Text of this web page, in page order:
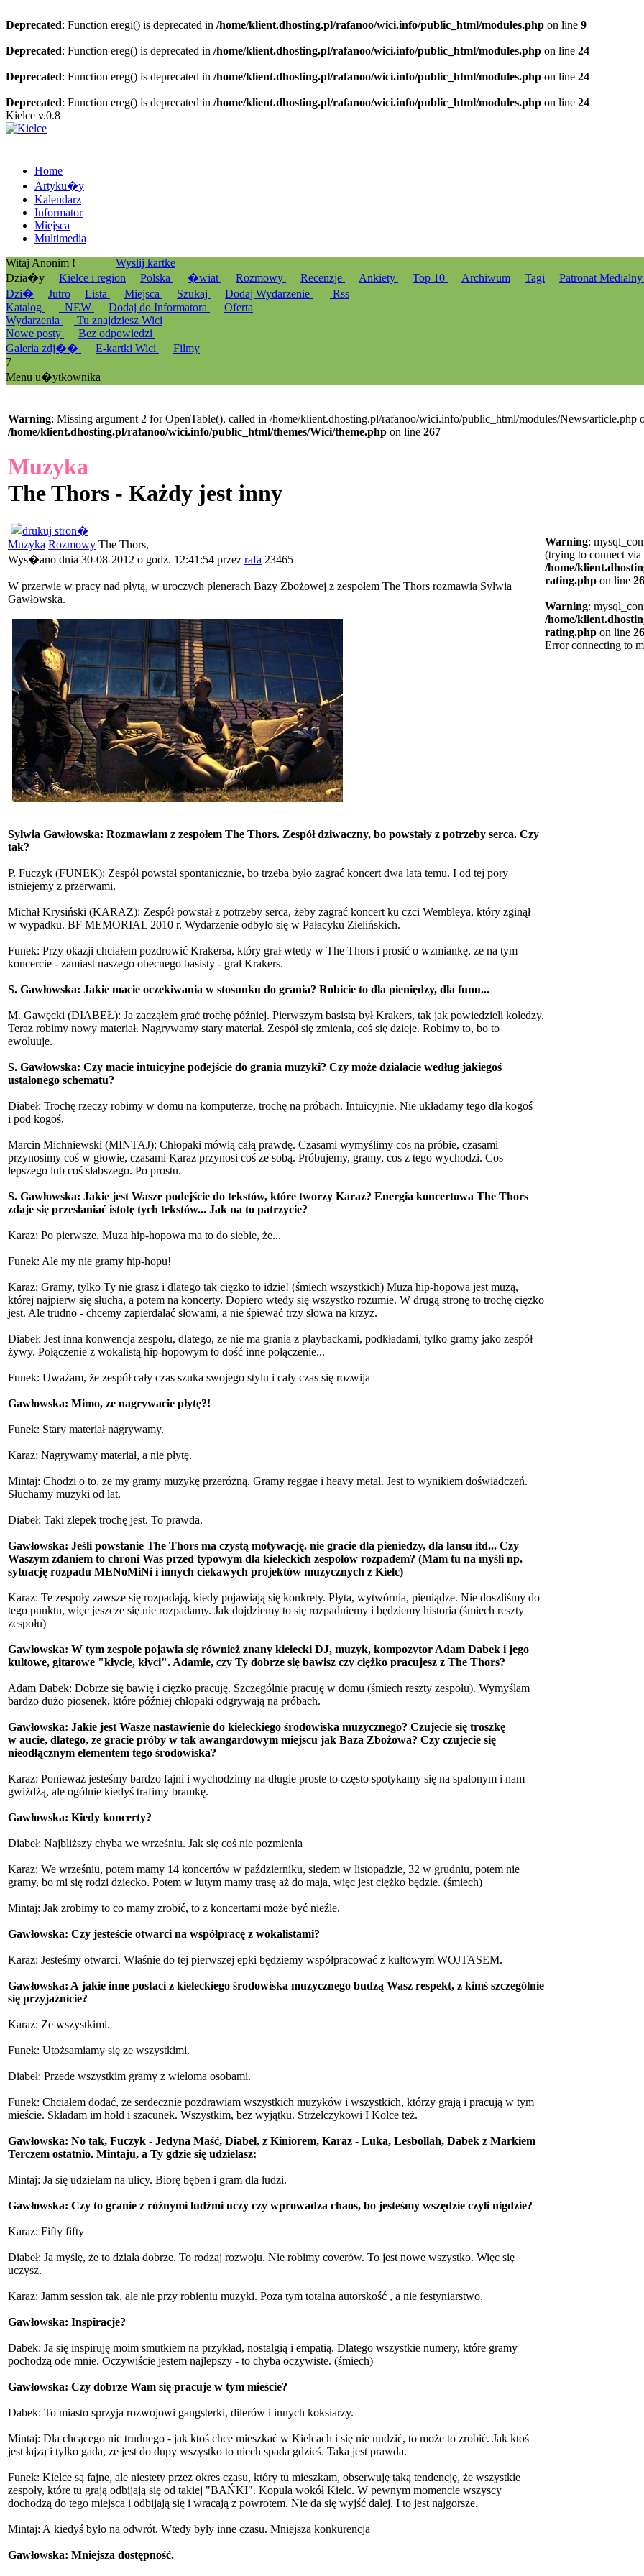
Deprecated: Function eregi() is deprecated in /home/klient.dhosting.pl/rafanoo/wici.info/public_html/modules.php on line 9
Deprecated: Function ereg() is deprecated in /home/klient.dhosting.pl/rafanoo/wici.info/public_html/modules.php on line 24
Deprecated: Function ereg() is deprecated in /home/klient.dhosting.pl/rafanoo/wici.info/public_html/modules.php on line 24
Deprecated: Function ereg() is deprecated in /home/klient.dhosting.pl/rafanoo/wici.info/public_html/modules.php on line 24
Kielce v.0.8
Home
Artyku�y
Kalendarz
Informator
Miejsca
Multimedia
Witaj Anonim !
Wyslij kartke
Dzia�y
Kielce i region Polska �wiat Rozmowy Recenzje Ankiety Top 10 Archiwum Tagi
Patronat
Dzi�
Jutro Lista Miejsca Szukaj Dodaj Wydarzenie
Rss
Katalog
_NEW Dodaj do Informatora
Oferta
Wydarzenia
Tu znajdziesz Wici
Nowe posty
Bez odpowiedzi
Galeria zdj��
E-kartki Wici
Filmy
7
Menu u�ytkownika
Warning: Missing argument 2 for OpenTable(), called in /home/klient.dhosting.pl/rafanoo/wici.info/public_html/modules/News/article.php
/home/klient.dhosting.pl/rafanoo/wici.info/public_html/themes/Wici/theme.php on line 267
Muzyka
The Thors - Każdy jest inny
Muzyka Rozmowy The Thors,
Wys�ano dnia 30-08-2012 o godz. 12:41:54 przez rafa 23465
W przerwie w pracy nad płytą, w uroczych plenerach Bazy Zbożowej z zespołem The Thors rozmawia Sylwia
Gawłowska.
Sylwia Gawłowska: Rozmawiam z zespołem The Thors. Zespół dziwaczny, bo powstały z potrzeby serca. Czy
tak?
P. Fuczyk (FUNEK): Zespół powstał spontanicznie, bo trzeba było zagrać koncert dwa lata temu. I od tej pory
istniejemy z przerwami.
Michał Krysiński (KARAZ): Zespół powstał z potrzeby serca, żeby zagrać koncert ku czci Wembleya, który zginął
w wypadku. BF MEMORIAL 2010 r. Wydarzenie odbyło się w Pałacyku Zielińskich.
Funek: Przy okazji chciałem pozdrowić Krakersa, który grał wtedy w The Thors i prosić o wzmiankę, ze na tym
koncercie - zamiast naszego obecnego basisty - grał Krakers.
S. Gawłowska: Jakie macie oczekiwania w stosunku do grania? Robicie to dla pieniędzy, dla funu...
M. Gawęcki (DIABEŁ): Ja zacząłem grać trochę później. Pierwszym basistą był Krakers, tak jak powiedzieli koledzy.
Teraz robimy nowy materiał. Nagrywamy stary materiał. Zespół się zmienia, coś się dzieje. Robimy to, bo to
ewoluuje.
S. Gawłowska: Czy macie intuicyjne podejście do grania muzyki? Czy może działacie według jakiegoś
ustalonego schematu?
Diabeł: Trochę rzeczy robimy w domu na komputerze, trochę na próbach. Intuicyjnie. Nie układamy tego dla kogoś
i pod kogoś.
Marcin Michniewski (MINTAJ): Chłopaki mówią całą prawdę. Czasami wymyślimy cos na próbie, czasami
przynosimy coś w głowie, czasami Karaz przynosi coś ze sobą. Próbujemy, gramy, cos z tego wychodzi. Cos
lepszego lub coś słabszego. Po prostu.
S. Gawłowska: Jakie jest Wasze podejście do tekstów, które tworzy Karaz? Energia koncertowa The Thors
zdaje się przesłaniać istotę tych tekstów... Jak na to patrzycie?
Karaz: Po pierwsze. Muza hip-hopowa ma to do siebie, że...
Funek: Ale my nie gramy hip-hopu!
Karaz: Gramy, tylko Ty nie grasz i dlatego tak cięzko to idzie! (śmiech wszystkich) Muza hip-hopowa jest muzą,
której najpierw się słucha, a potem na koncerty. Dopiero wtedy się wszystko rozumie. W drugą stronę to trochę ciężko
jest. Ale trudno - chcemy zapierdalać słowami, a nie śpiewać trzy słowa na krzyż.
Diabeł: Jest inna konwencja zespołu, dlatego, ze nie ma grania z playbackami, podkładami, tylko gramy jako zespół
żywy. Połączenie z wokalistą hip-hopowym to dość inne połączenie...
Funek: Uważam, że zespół cały czas szuka swojego stylu i cały czas się rozwija
Gawłowska: Mimo, ze nagrywacie płytę?!
Funek: Stary materiał nagrywamy.
Karaz: Nagrywamy materiał, a nie płytę.
Mintaj: Chodzi o to, ze my gramy muzykę przeróżną. Gramy reggae i heavy metal. Jest to wynikiem doświadczeń.
Słuchamy muzyki od lat.
Diabeł: Taki zlepek trochę jest. To prawda.
Gawłowska: Jeśli powstanie The Thors ma czystą motywację. nie gracie dla pieniedzy, dla lansu itd... Czy
Waszym zdaniem to chroni Was przed typowym dla kieleckich zespołów rozpadem? (Mam tu na myśli np.
sytuację rozpadu MENoMiNi i innych ciekawych projektów muzycznych z Kielc)
Karaz: Te zespoły zawsze się rozpadają, kiedy pojawiają się konkrety. Płyta, wytwórnia, pieniądze. Nie doszliśmy do
tego punktu, więc jeszcze się nie rozpadamy. Jak dojdziemy to się rozpadniemy i będziemy historia (śmiech reszty
zespołu)
Gawłowska: W tym zespole pojawia się również znany kielecki DJ, muzyk, kompozytor Adam Dabek i jego
kultowe, gitarowe "kłycie, kłyci". Adamie, czy Ty dobrze się bawisz czy ciężko pracujesz z The Thors?
Adam Dabek: Dobrze się bawię i ciężko pracuję. Szczególnie pracuję w domu (śmiech reszty zespołu). Wymyślam
bardzo dużo piosenek, które później chłopaki odgrywają na próbach.
Gawłowska: Jakie jest Wasze nastawienie do kieleckiego środowiska muzycznego? Czujecie się troszkę
w aucie, dlatego, ze gracie próby w tak awangardowym miejscu jak Baza Zbożowa? Czy czujecie się
nieodłącznym elementem tego środowiska?
Karaz: Ponieważ jesteśmy bardzo fajni i wychodzimy na długie proste to często spotykamy się na spalonym i nam
gwiżdżą, ale ogólnie kiedyś trafimy bramkę.
Gawłowska: Kiedy koncerty?
Diabeł: Najbliższy chyba we wrześniu. Jak się coś nie pozmienia
Karaz: We wrześniu, potem mamy 14 koncertów w październiku, siedem w listopadzie, 32 w grudniu, potem nie
gramy, bo mi się rodzi dziecko. Potem w lutym mamy trasę aż do maja, więc jest ciężko będzie. (śmiech)
Mintaj: Jak zrobimy to co mamy zrobić, to z koncertami może być nieźle.
Gawłowska: Czy jesteście otwarci na współpracę z wokalistami?
Karaz: Jesteśmy otwarci. Właśnie do tej pierwszej epki będziemy współpracować z kultowym WOJTASEM.
Gawłowska: A jakie inne postaci z kieleckiego środowiska muzycznego budzą Wasz respekt, z kimś szczególnie
się przyjaźnicie?
Karaz: Ze wszystkimi.
Funek: Utożsamiamy się ze wszystkimi.
Diabeł: Przede wszystkim gramy z wieloma osobami.
Funek: Chciałem dodać, że serdecznie pozdrawiam wszystkich muzyków i wszystkich, którzy grają i pracują w tym
mieście. Składam im hołd i szacunek. Wszystkim, bez wyjątku. Strzelczykowi I Kolce też.
Gawłowska: No tak, Fuczyk - Jedyna Maść, Diabeł, z Kiniorem, Karaz - Luka, Lesbollah, Dabek z Markiem
Terczem ostatnio. Mintaju, a Ty gdzie się udzielasz:
Mintaj: Ja się udzielam na ulicy. Biorę bęben i gram dla ludzi.
Gawłowska: Czy to granie z różnymi ludźmi uczy czy wprowadza chaos, bo jesteśmy wszędzie czyli nigdzie?
Karaz: Fifty fifty
Diabeł: Ja myślę, że to działa dobrze. To rodzaj rozwoju. Nie robimy coverów. To jest nowe wszystko. Więc się
uczysz.
Karaz: Jamm session tak, ale nie przy robieniu muzyki. Poza tym totalna autorskość , a nie festyniarstwo.
Gawłowska: Inspiracje?
Dabek: Ja się inspiruję moim smutkiem na przykład, nostalgią i empatią. Dlatego wszystkie numery, które gramy
pochodzą ode mnie. Oczywiście jestem najlepszy - to chyba oczywiste. (śmiech)
Gawłowska: Czy dobrze Wam się pracuje w tym mieście?
Dabek: To miasto sprzyja rozwojowi gangsterki, dilerów i innych koksiarzy.
Mintaj: Dla chcącego nic trudnego - jak ktoś chce mieszkać w Kielcach i się nie nudzić, to może to zrobić. Jak ktoś
jest łajzą i tylko gada, ze jest do dupy wszystko to niech spada gdzieś. Taka jest prawda.
Funek: Kielce są fajne, ale niestety przez okres czasu, który tu mieszkam, obserwuję taką tendencję, że wszystkie
zespoły, które tu grają odbijają się od takiej "BAŃKI". Kopuła wokół Kielc. W pewnym momencie wszyscy
dochodzą do tego miejsca i odbijają się i wracają z powrotem. Nie da się wyjść dalej. I to jest najgorsze.
Mintaj: A kiedyś było na odwrót. Wtedy były inne czasu. Mniejsza konkurencja
Gawłowska: Mniejsza dostępność.
Warning:
(trying to connect
/home/
rating.php on line 26
Warning:
/home/
rating.php on line 26
Error connecting to